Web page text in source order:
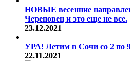
НОВЫЕ весенние
Череповец и это еще не все.
23.12.2021
УРА! Летим в Сочи со 2 по
22.11.2021